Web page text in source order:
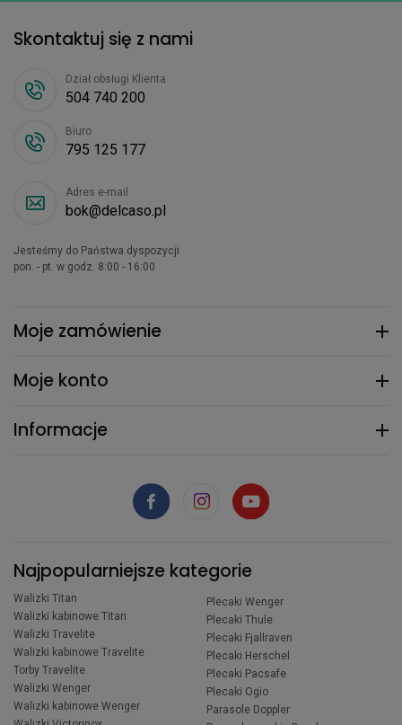
Moje zamówienie
Moje konto
Informacje
Skontaktuj się z nami
Dział obsługi Klienta
504 740 200
Biuro
795 125 177
Adres e-mail
bok@delcaso.pl
Jesteśmy do Państwa dyspozycji
pon. - pt. w godz. 8:00 - 16:00
Najpopularniejsze kategorie
Walizki Titan
Walizki kabinowe Titan
Walizki Travelite
Walizki kabinowe Travelite
Torby Travelite
Walizki Wenger
Walizki kabinowe Wenger
Plecaki Wenger
Plecaki Thule
Plecaki Fjallraven
Plecaki Herschel
Plecaki Pacsafe
Plecaki Ogio
Parasole Doppler